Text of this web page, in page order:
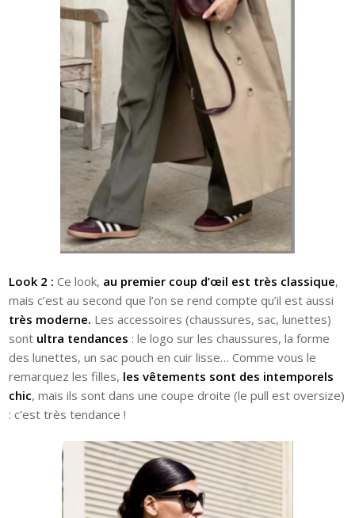
Look 2 : Ce look, au premier coup d’œil est très classique,
mais c’est au second que l’on se rend compte qu’il est aussi
très moderne. Les accessoires (chaussures, sac, lunettes)
sont ultra tendances : le logo sur les chaussures, la forme
des lunettes, un sac pouch en cuir lisse… Comme vous le
remarquez les filles, les vêtements sont des intemporels
chic, mais ils sont dans une coupe droite (le pull est oversize)
: c’est très tendance !